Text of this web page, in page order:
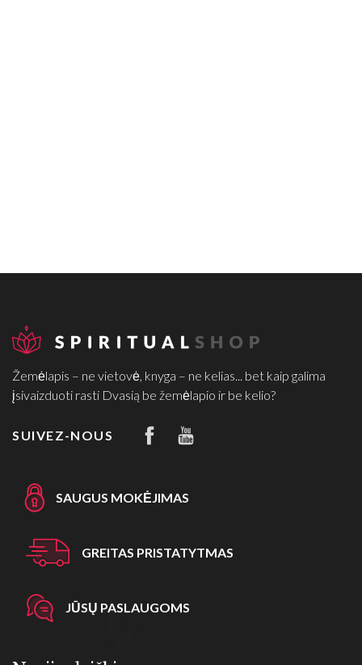
Žemėlapis – ne vietovė, knyga – ne kelias... bet kaip galima
įsivaizduoti rasti Dvasią be žemėlapio ir be kelio?
SUIVEZ-NOUS
SAUGUS MOKĖJIMAS
GREITAS PRISTATYTMAS
JŪSŲ PASLAUGOMS